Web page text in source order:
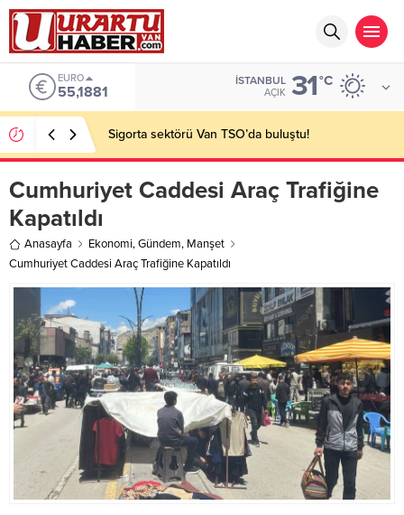
EURO
55,1881
İSTANBUL
AÇIK 31°C
Sigorta sektörü Van TSO’da buluştu!
Cumhuriyet Caddesi Araç Trafiğine
Kapatıldı
Anasayfa Ekonomi,Gündem, Manşet
Cumhuriyet Caddesi Araç Trafiğine Kapatıldı